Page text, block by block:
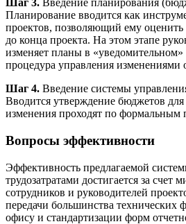
Шаг 3. Введение планирования
Планирование вводится как
проектов, позволяющий ему
до конца проекта. На этом этапе
изменяет планы в
процедура управления изменениями
Шаг 4. Введение системы
Вводится утверждение бюджетов для
изменения проходят по формальным
Вопросы эффективности
Эффективность предлагаемой
трудозатратами достигается за счет
сотрудников и руководителей
передачи большинства технических
офису и стандартизации форм